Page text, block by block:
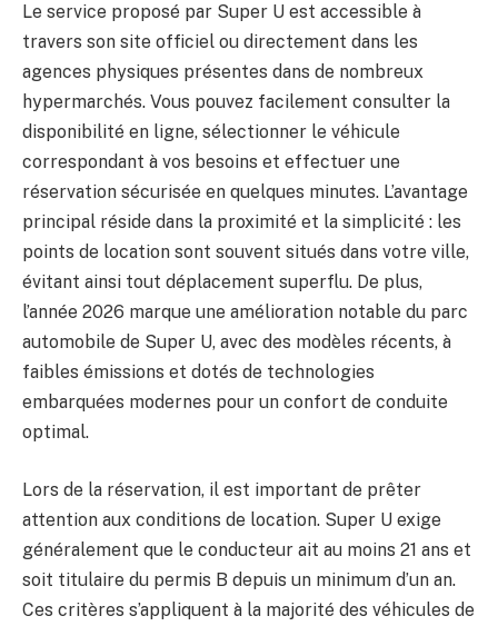
Le service proposé par Super U est accessible à
travers son site officiel ou directement dans les
agences physiques présentes dans de nombreux
hypermarchés. Vous pouvez facilement consulter la
disponibilité en ligne, sélectionner le véhicule
correspondant à vos besoins et effectuer une
réservation sécurisée en quelques minutes. L’avantage
principal réside dans la proximité et la simplicité : les
points de location sont souvent situés dans votre ville,
évitant ainsi tout déplacement superflu. De plus,
l’année 2026 marque une amélioration notable du parc
automobile de Super U, avec des modèles récents, à
faibles émissions et dotés de technologies
embarquées modernes pour un confort de conduite
optimal.
Lors de la réservation, il est important de prêter
attention aux conditions de location. Super U exige
généralement que le conducteur ait au moins 21 ans et
soit titulaire du permis B depuis un minimum d’un an.
Ces critères s’appliquent à la majorité des véhicules de